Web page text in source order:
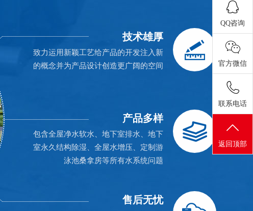
技术雄厚
致力运用新颖工艺给产品的开发注入新
的概念并为产品设计创造更广阔的空间
产品多样
包含全屋净水软水、地下室排水、地下
室永久结构除湿、全屋水增压、定制游
泳池桑拿房等所有水系统问题
售后无忧
QQ咨询
官方微信
联系电话
返回顶部